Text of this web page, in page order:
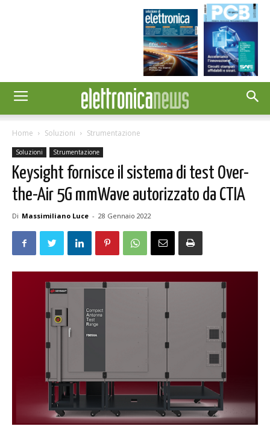
Home Soluzioni Strumentazione
Soluzioni Strumentazione
Keysight fornisce il sistema di test Over-
the-Air 5G mmWave autorizzato da CTIA
Di Massimiliano Luce - 28 Gennaio 2022